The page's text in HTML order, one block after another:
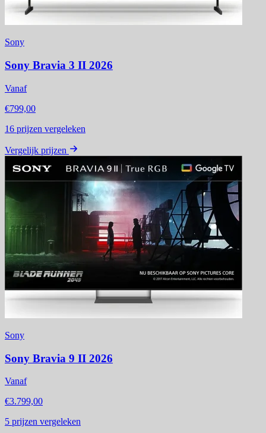
Sony
Sony Bravia 3 II 2026
Vanaf
€799,00
16 prijzen vergeleken
Vergelijk prijzen
Sony
Sony Bravia 9 II 2026
Vanaf
€3.799,00
5 prijzen vergeleken